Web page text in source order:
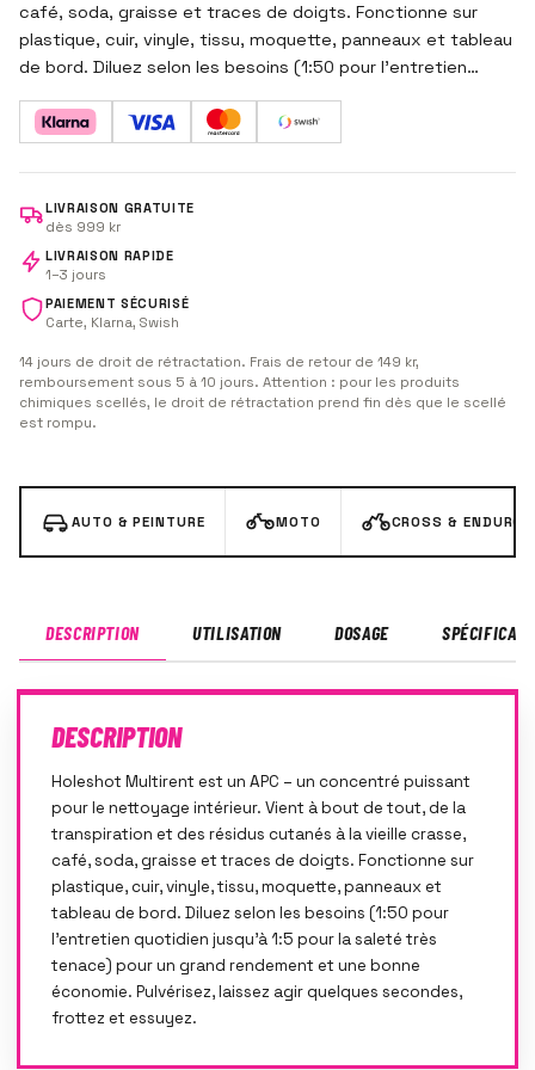
café, soda, graisse et traces de doigts. Fonctionne sur
plastique, cuir, vinyle, tissu, moquette, panneaux et tableau
de bord. Diluez selon les besoins (1:50 pour l'entretien
grand rendement et une bonne économie. Pulvérisez,
laissez agir quelques secondes, frottez et essuyez.
LIVRAISON GRATUITE
dès 999 kr
LIVRAISON RAPIDE
1–3 jours
PAIEMENT SÉCURISÉ
Carte, Klarna, Swish
14 jours de droit de rétractation. Frais de retour de 149 kr,
remboursement sous 5 à 10 jours. Attention : pour les produits
chimiques scellés, le droit de rétractation prend fin dès que le scellé
est rompu.
AUTO & PEINTURE MOTO CROSS & ENDURO
DESCRIPTION UTILISATION DOSAGE
DESCRIPTION
Holeshot Multirent est un APC – un concentré puissant
pour le nettoyage intérieur. Vient à bout de tout, de la
transpiration et des résidus cutanés à la vieille crasse,
café, soda, graisse et traces de doigts. Fonctionne sur
plastique, cuir, vinyle, tissu, moquette, panneaux et
tableau de bord. Diluez selon les besoins (1:50 pour
l'entretien quotidien jusqu'à 1:5 pour la saleté très
tenace) pour un grand rendement et une bonne
économie. Pulvérisez, laissez agir quelques secondes,
frottez et essuyez.